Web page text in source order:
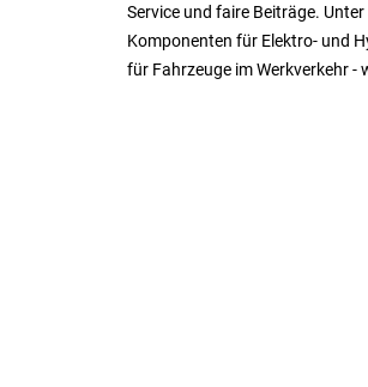
Service und faire Beiträge.
Komponenten für Elektro- und
für Fahrzeuge im Werkverkehr -